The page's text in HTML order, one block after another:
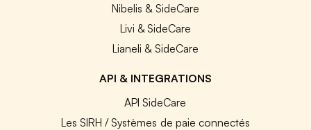
Nibelis & SideCare
Livi & SideCare
Lianeli & SideCare
API & INTEGRATIONS
API SideCare
Les SIRH / Systèmes de paie connectés